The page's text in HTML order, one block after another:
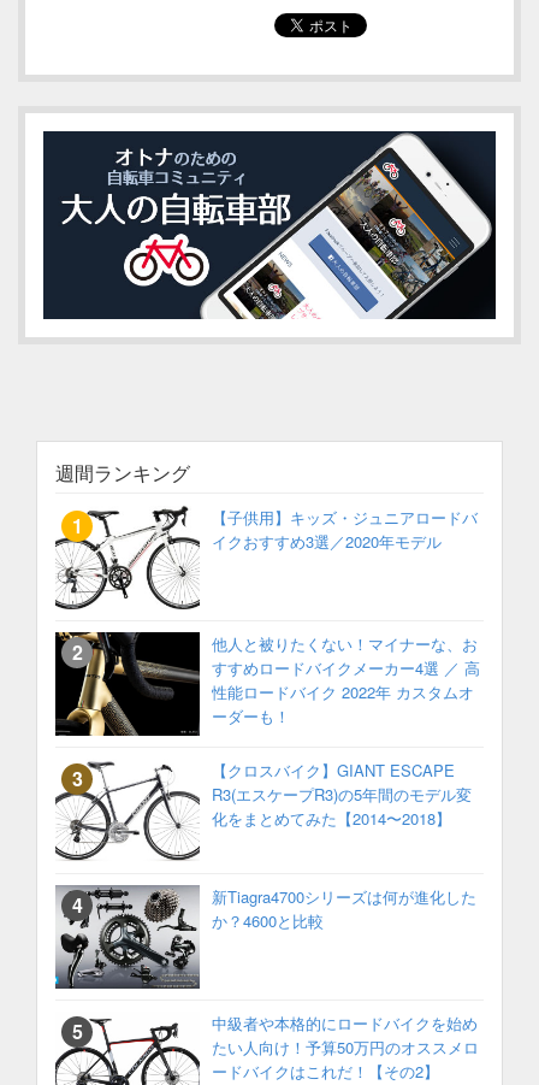
週間ランキング
【子供用】キッズ・ジュニアロードバ
イクおすすめ3選／2020年モデル
他人と被りたくない！マイナーな、お
すすめロードバイクメーカー4選 ／ 高
性能ロードバイク 2022年 カスタムオ
ーダーも！
【クロスバイク】GIANT ESCAPE
R3(エスケープR3)の5年間のモデル変
化をまとめてみた【2014〜2018】
新Tiagra4700シリーズは何が進化した
か？4600と比較
中級者や本格的にロードバイクを始め
たい人向け！予算50万円のオススメロ
ードバイクはこれだ！【その2】